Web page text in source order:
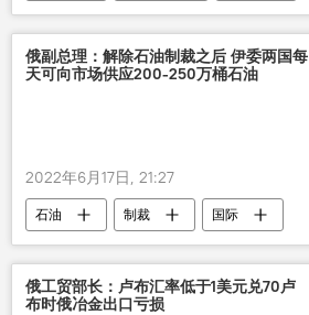
俄副总理：解除石油制裁之后 伊委两国每
天可向市场供应200-250万桶石油
2022年6月17日, 21:27
石油 制裁 国际
俄工贸部长：卢布汇率低于1美元兑70卢
布时俄冶金出口亏损